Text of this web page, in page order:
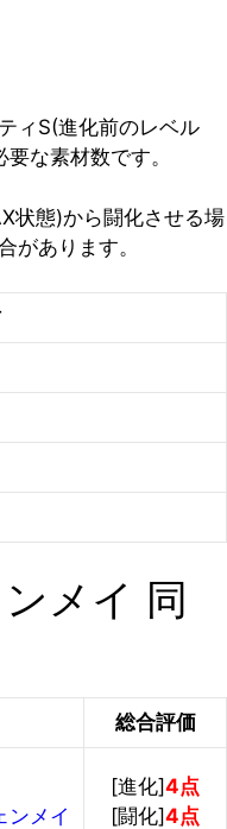
ィS(進化前のレベル
な素材数です。
状態)から闘化させる場
があります。
メイ 同
総合評価
ンメイ
[進化]4点
[闘化]4点